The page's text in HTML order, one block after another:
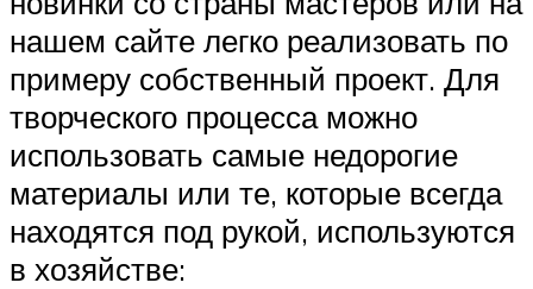
нашем сайте легко реализовать по
примеру собственный проект. Для
творческого процесса можно
использовать самые недорогие
материалы или те, которые всегда
находятся под рукой, используются
в хозяйстве: